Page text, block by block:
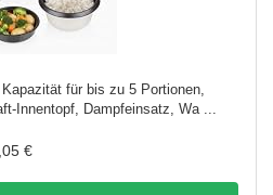
für bis zu 5 Portionen,
Innentopf, Dampfeinsatz, Wa ...
€